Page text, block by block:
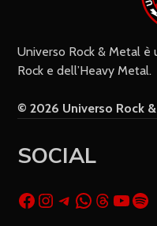
Universo Rock & Metal
Rock e dell’Heavy Metal.
© 2026 Universo Rock
SOCIAL